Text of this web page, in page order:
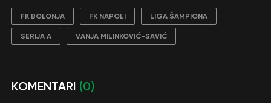
FK BOLONJA FK NAPOLI LIGA ŠAMPIONA
SERIJA A VANJA MILINKOVIĆ-SAVIĆ
KOMENTARI (0)